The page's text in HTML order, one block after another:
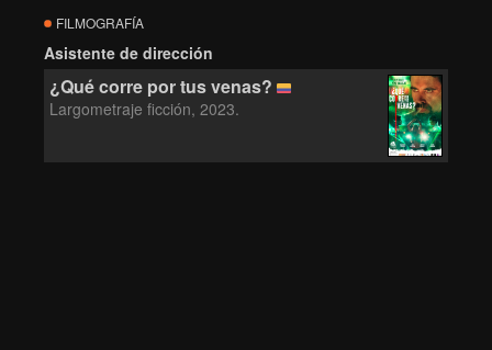
FILMOGRAFÍA
Asistente de dirección
¿Qué corre por tus venas?
Largometraje ficción, 2023.